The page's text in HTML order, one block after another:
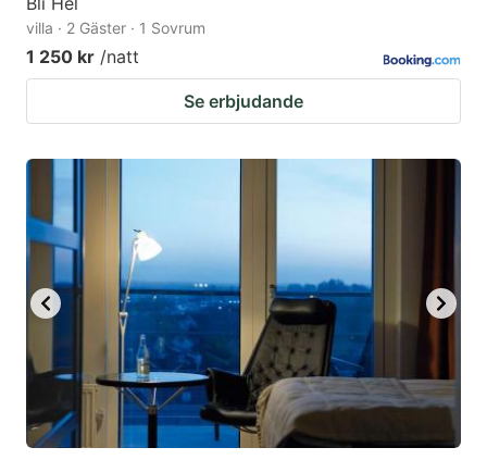
villa · 2 Gäster · 1 Sovrum
1 250 kr /natt
Se erbjudande